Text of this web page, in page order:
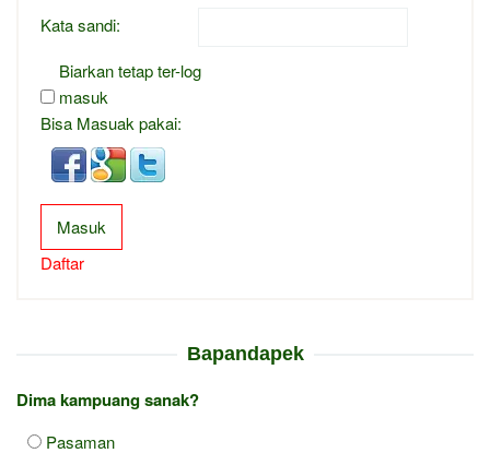
Kata sandi:
Biarkan tetap ter-log
masuk
Bisa Masuak pakai:
Masuk
Daftar
Bapandapek
Dima kampuang sanak?
Pasaman